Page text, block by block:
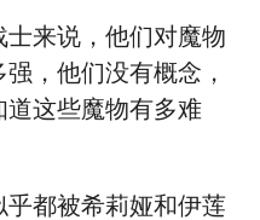
来说，他们对魔物
，他们没有概念，
道这些魔物有多难
都被希莉娅和伊莲